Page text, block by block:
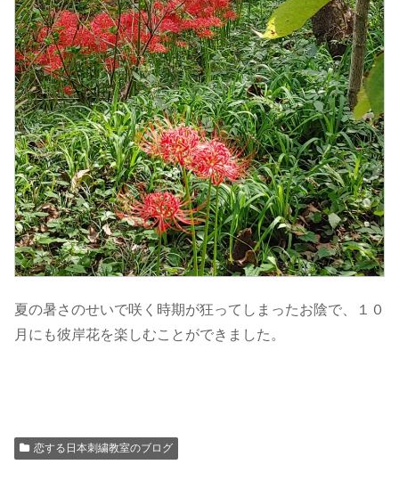
夏の暑さのせいで咲く時期が狂ってしまったお陰で、１０
月にも彼岸花を楽しむことができました。
恋する日本刺繍教室のブログ